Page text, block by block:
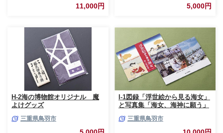
11,000円 5,000円
H-2海の博物館オリジナル 魔
よけグッズ
三重県鳥羽市
I-1図録「浮世絵から見る海女」
と写真集「海女、海神に願う」
三重県鳥羽市